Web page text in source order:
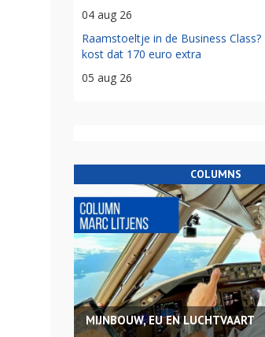
04 aug 26
Raamstoeltje in de Business
kost dat 170 euro extra
05 aug 26
COLUMNS
MIJNBOUW, EU EN LUCHTVAART